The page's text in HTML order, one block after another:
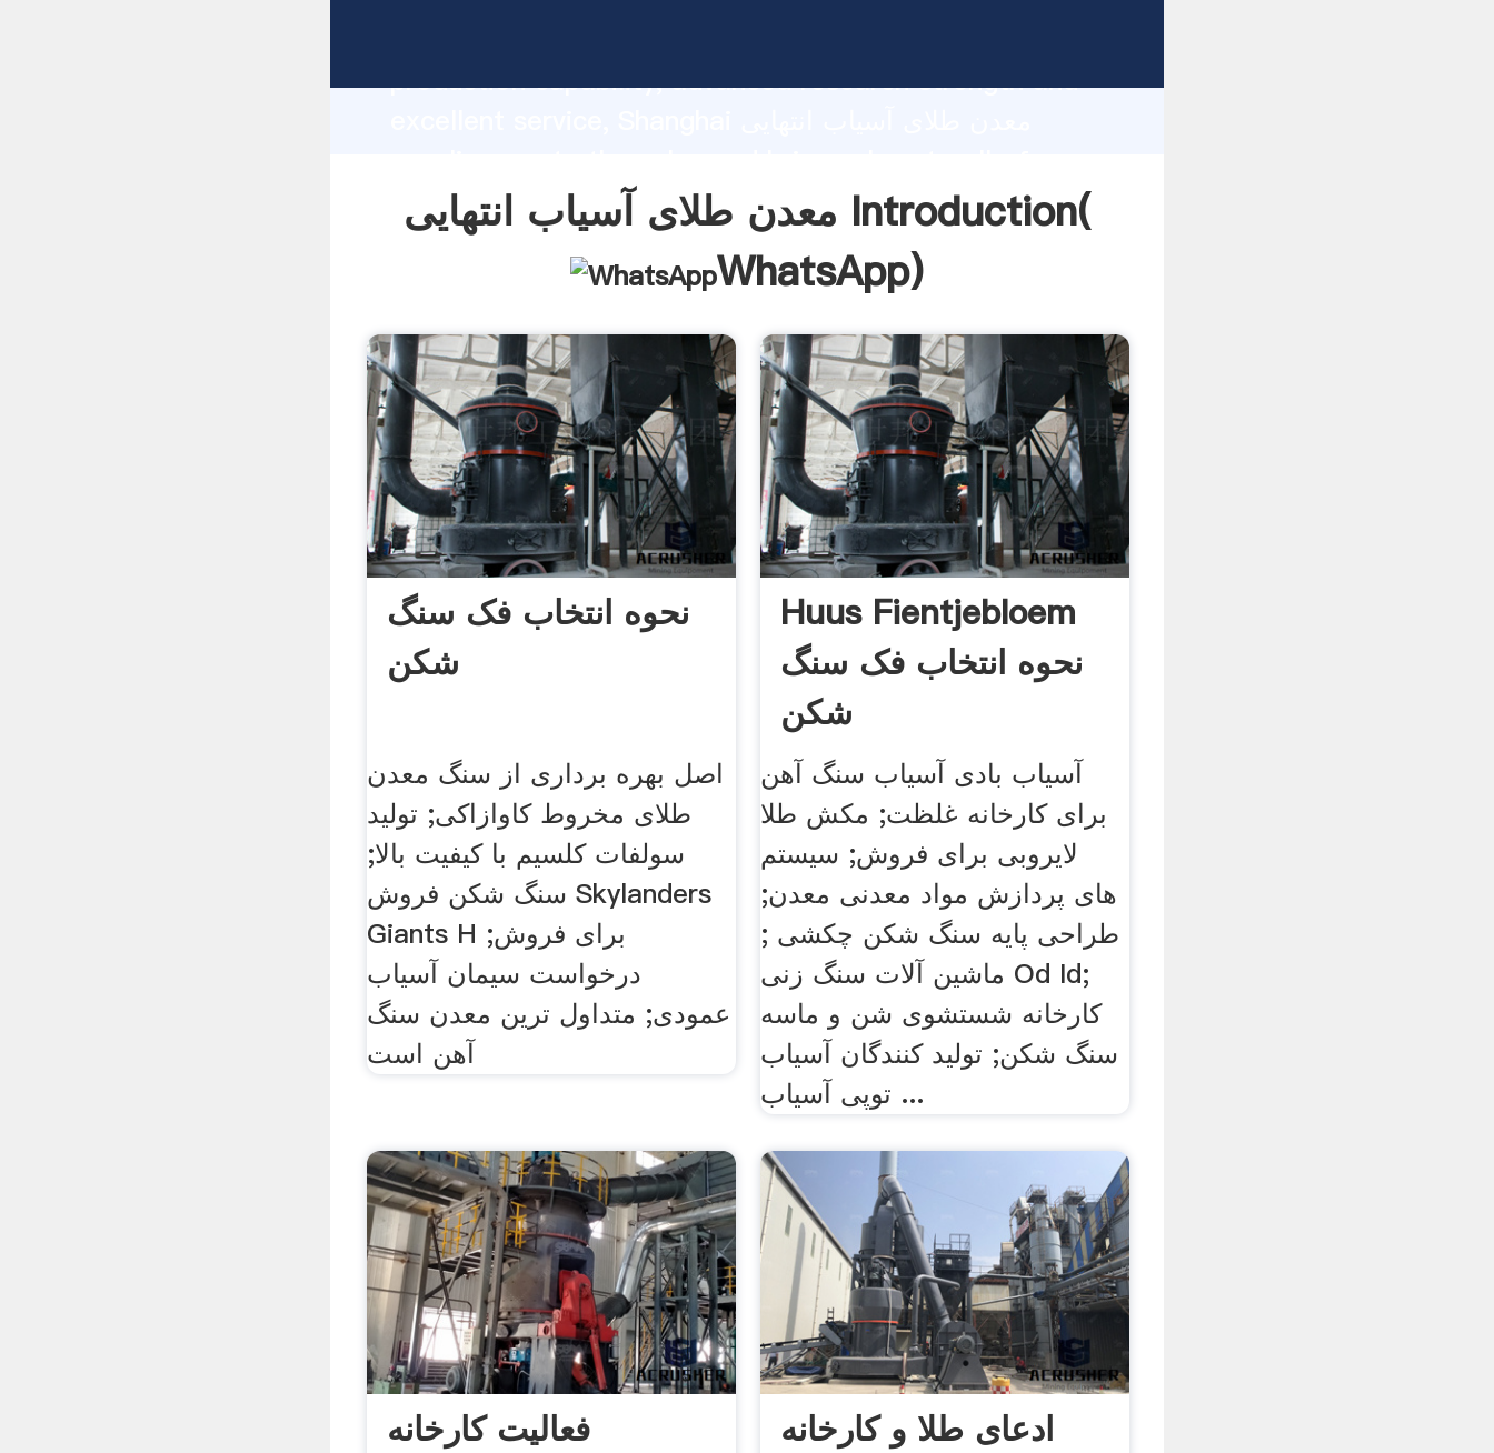
production capability, advanced research strength and
customers.
معدن طلای آسیاب انتهایی Introduction(
WhatsApp)
نحوه انتخاب فک سنگ
شکن
اصل بهره برداری از سنگ معدن
طلای مخروط کاوازاکی; تولید
سولفات کلسیم با کیفیت بالا;
سنگ شکن فروش Skylanders
Giants H برای فروش;
درخواست سیمان آسیاب
عمودی; متداول ترین معدن سنگ
آهن است
Huus Fientjebloem
نحوه انتخاب فک سنگ
شکن
آسیاب بادی آسیاب سنگ آهن
برای کارخانه غلظت; مکش طلا
لایروبی برای فروش; سیستم
های پردازش مواد معدنی معدن;
طراحی پایه سنگ شکن چکشی ;
ماشین آلات سنگ زنی Od Id;
کارخانه شستشوی شن و ماسه
سنگ شکن; تولید کنندگان آسیاب
توپی آسیاب ...
فعالیت کارخانه
ادعای طلا و کارخانه